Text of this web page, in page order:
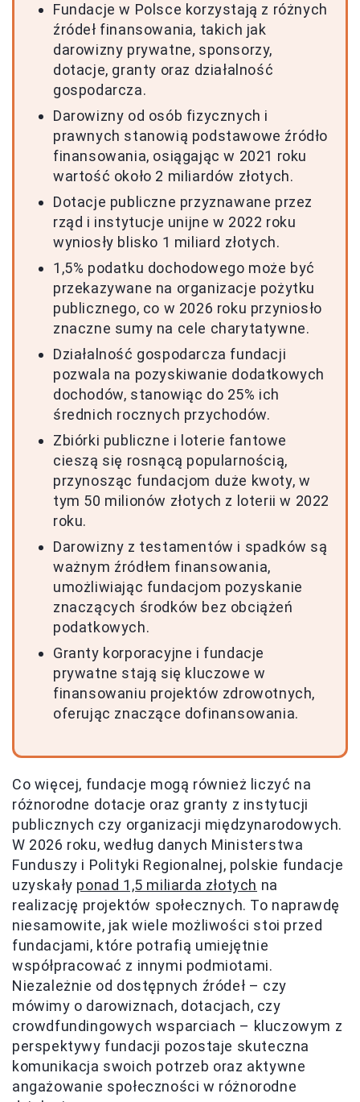
Fundacje w Polsce korzystają z różnych
źródeł finansowania, takich jak
darowizny prywatne, sponsorzy,
dotacje, granty oraz działalność
gospodarcza.
Darowizny od osób fizycznych i
prawnych stanowią podstawowe źródło
finansowania, osiągając w 2021 roku
wartość około 2 miliardów złotych.
Dotacje publiczne przyznawane przez
rząd i instytucje unijne w 2022 roku
wyniosły blisko 1 miliard złotych.
1,5% podatku dochodowego może być
przekazywane na organizacje pożytku
publicznego, co w 2026 roku przyniosło
znaczne sumy na cele charytatywne.
Działalność gospodarcza fundacji
pozwala na pozyskiwanie dodatkowych
dochodów, stanowiąc do 25% ich
średnich rocznych przychodów.
Zbiórki publiczne i loterie fantowe
cieszą się rosnącą popularnością,
przynosząc fundacjom duże kwoty, w
tym 50 milionów złotych z loterii w 2022
roku.
Darowizny z testamentów i spadków są
ważnym źródłem finansowania,
umożliwiając fundacjom pozyskanie
znaczących środków bez obciążeń
podatkowych.
Granty korporacyjne i fundacje
prywatne stają się kluczowe w
finansowaniu projektów zdrowotnych,
oferując znaczące dofinansowania.
Co więcej, fundacje mogą również liczyć na
różnorodne dotacje oraz granty z instytucji
publicznych czy organizacji międzynarodowych.
W 2026 roku, według danych Ministerstwa
Funduszy i Polityki Regionalnej, polskie fundacje
uzyskały ponad 1,5 miliarda złotych na
realizację projektów społecznych. To naprawdę
niesamowite, jak wiele możliwości stoi przed
fundacjami, które potrafią umiejętnie
współpracować z innymi podmiotami.
Niezależnie od dostępnych źródeł – czy
mówimy o darowiznach, dotacjach, czy
crowdfundingowych wsparciach – kluczowym z
perspektywy fundacji pozostaje skuteczna
komunikacja swoich potrzeb oraz aktywne
angażowanie społeczności w różnorodne